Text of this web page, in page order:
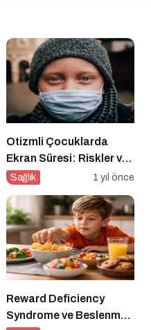
Otizmli Çocuklarda
Ekran Süresi: Riskler ve
Öneriler
Sağlık 1 yıl önce
Reward Deficiency
Syndrome ve Beslenme